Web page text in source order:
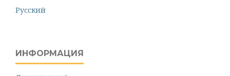
Русский
ИНФОРМАЦИЯ